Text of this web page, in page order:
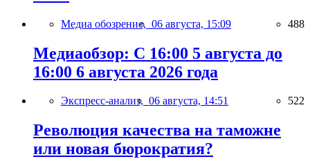
Медиа обозрение, 06 августа, 15:09 488
Медиаобзор: С 16:00 5 августа до
16:00 6 августа 2026 года
Экспресс-анализ, 06 августа, 14:51 522
Революция качества на таможне
или новая бюрократия?